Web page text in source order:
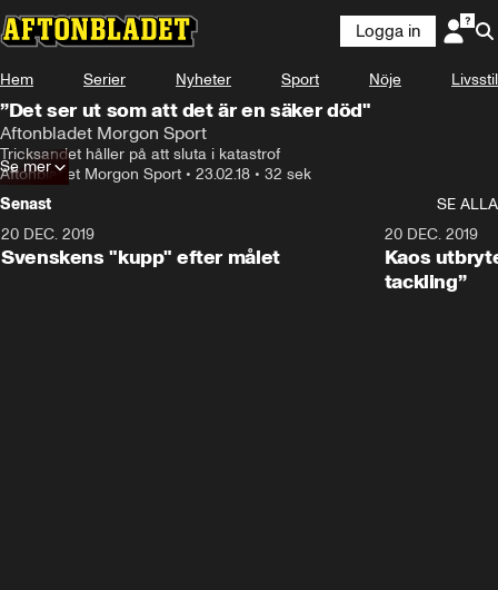
Logga in
Hem Serier Nyheter Sport Nöje Livsstil
”Det ser ut som att det är en säker död"
Aftonbladet Morgon Sport
Tricksandet håller på att sluta i katastrof
Aftonbladet Morgon Sport • 23.02.18 • 32 sek
Se mer
Senast
SE ALLA
20 DEC. 2019
Svenskens "kupp" efter målet
20 DEC. 2019
Kaos
tackling”